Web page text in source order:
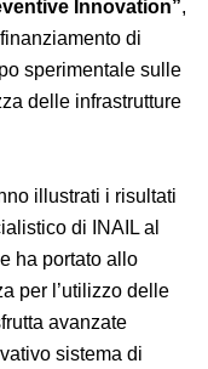
al bando per il
industriale e
abilitanti 4.0 per
illustrati i
specialistico
invest”, che ha
di sicurezza per
La procedura
virtuale e un